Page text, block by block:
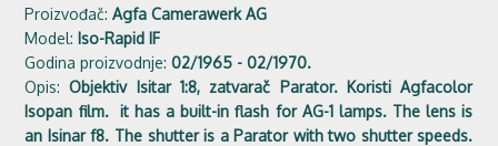
Proizvođač:Agfa Camerawerk AG
Model: Iso-Rapid IF
Godina proizvodnje:02/1965 - 02/1970.
Opis:Objektiv Isitar 1:8, zatvarač Parator. Koristi Agfacolor
Isopan film. it has a built-in flash for AG-1 lamps. The lens is
an Isinar f8. The shutter is a Parator with two shutter speeds.